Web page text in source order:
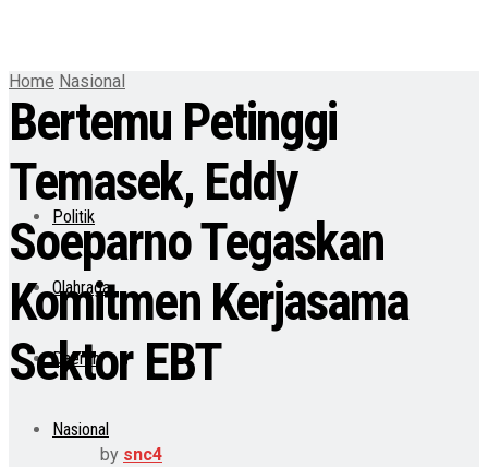
Politik
Olahraga
Daerah
Nasional
Home Nasional
Bertemu Petinggi
Temasek, Eddy
Soeparno Tegaskan
Komitmen Kerjasama
Sektor EBT
by snc4